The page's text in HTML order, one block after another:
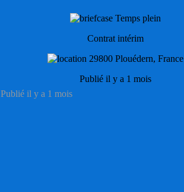
Temps plein
Contrat intérim
29800 Plouédern, France
Publié il y a 1 mois
Publié il y a 1 mois